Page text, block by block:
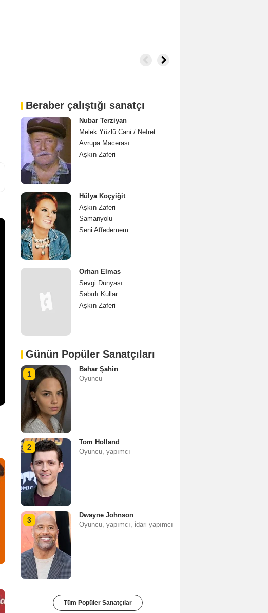
Beraber çalıştığı sanatçı
Nubar Terziyan
Melek Yüzlü Cani / Nefret
Avrupa Macerası
Aşkın Zaferi
Hülya Koçyiğit
Aşkın Zaferi
Samanyolu
Seni Affedemem
Orhan Elmas
Sevgi Dünyası
Sabırlı Kullar
Aşkın Zaferi
Günün Popüler Sanatçıları
1
Bahar Şahin
Oyuncu
2
Tom Holland
Oyuncu, yapımcı
3
Dwayne Johnson
Oyuncu, yapımcı, i̇dari yapımcı
Tüm Popüler Sanatçılar